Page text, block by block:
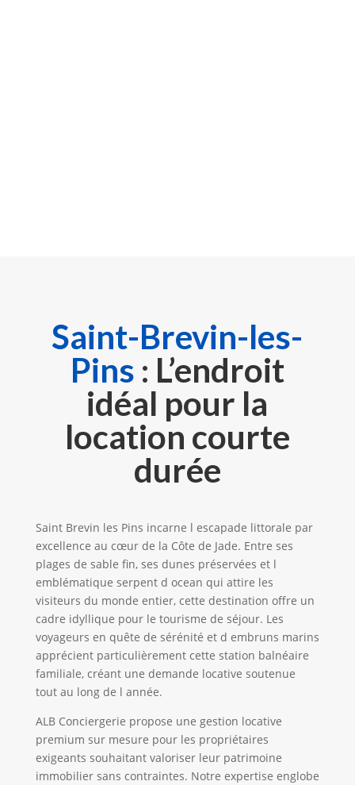
Saint-Brevin-les-
Pins : L’endroit
idéal pour la
location courte
durée
Saint Brevin les Pins incarne l escapade littorale par
excellence au cœur de la Côte de Jade. Entre ses
plages de sable fin, ses dunes préservées et l
emblématique serpent d ocean qui attire les
visiteurs du monde entier, cette destination offre un
cadre idyllique pour le tourisme de séjour. Les
voyageurs en quête de sérénité et d embruns marins
apprécient particulièrement cette station balnéaire
familiale, créant une demande locative soutenue
tout au long de l année.
ALB Conciergerie propose une gestion locative
premium sur mesure pour les propriétaires
exigeants souhaitant valoriser leur patrimoine
immobilier sans contraintes. Notre expertise englobe